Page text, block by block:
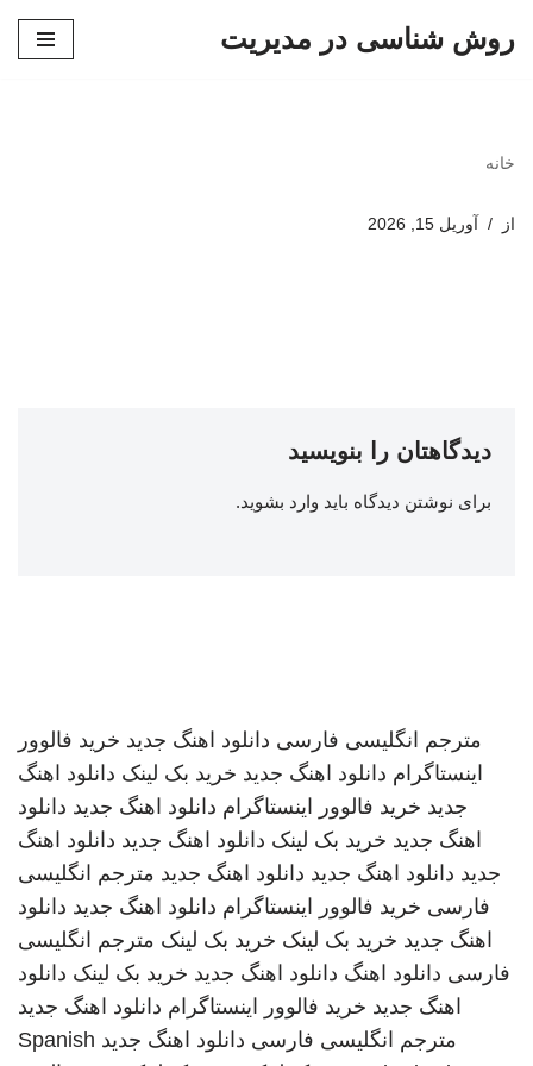
روش شناسی در مدیریت
خانه
از آوریل 15, 2026
دیدگاهتان را بنویسید
برای نوشتن دیدگاه باید وارد بشوید.
مترجم انگلیسی فارسی دانلود اهنگ جدید خرید فالوور
اینستاگرام دانلود اهنگ جدید خرید بک لینک دانلود اهنگ
جدید خرید فالوور اینستاگرام دانلود اهنگ جدید دانلود
اهنگ جدید خرید بک لینک دانلود اهنگ جدید دانلود اهنگ
جدید دانلود اهنگ جدید دانلود اهنگ جدید مترجم انگلیسی
فارسی خرید فالوور اینستاگرام دانلود اهنگ جدید دانلود
اهنگ جدید خرید بک لینک خرید بک لینک مترجم انگلیسی
فارسی دانلود اهنگ دانلود اهنگ جدید خرید بک لینک دانلود
اهنگ جدید خرید فالوور اینستاگرام دانلود اهنگ جدید
مترجم انگلیسی فارسی دانلود اهنگ جدید Spanish